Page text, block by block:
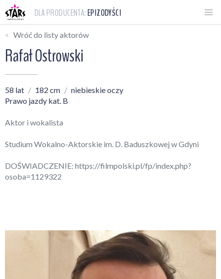
DLA PRODUCENTA: EPIZODYŚCI
Wróć do listy aktorów
Rafał Ostrowski
58 lat 182 cm
niebieskie oczy
Prawo jazdy kat. B
Aktor i wokalista
Studium Wokalno-Aktorskie im. D. Baduszkowej w Gdyni
DOŚWIADCZENIE: https://filmpolski.pl/fp/index.php?
osoba=1129322